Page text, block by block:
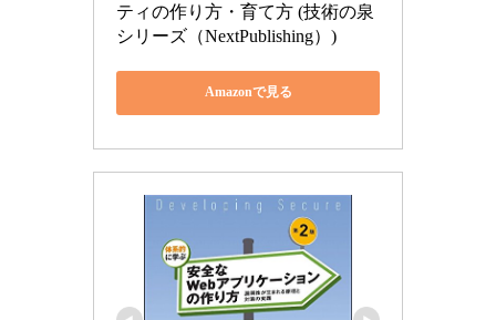
ティの作り方・育て方 (技術の泉
シリーズ（NextPublishing）)
Amazonで見る